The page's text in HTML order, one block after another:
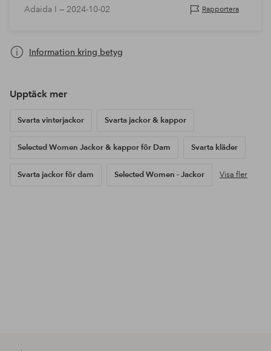
Adaida I — 2024-10-02 Rapportera
Information kring betyg
Upptäck mer
Svarta vinterjackor Svarta jackor & kappor
Selected Women Jackor & kappor för Dam Svarta kläder
Svarta jackor för dam Selected Women - Jackor Visa fler